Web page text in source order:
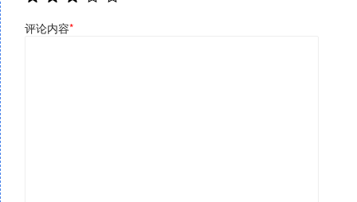
评论内容*